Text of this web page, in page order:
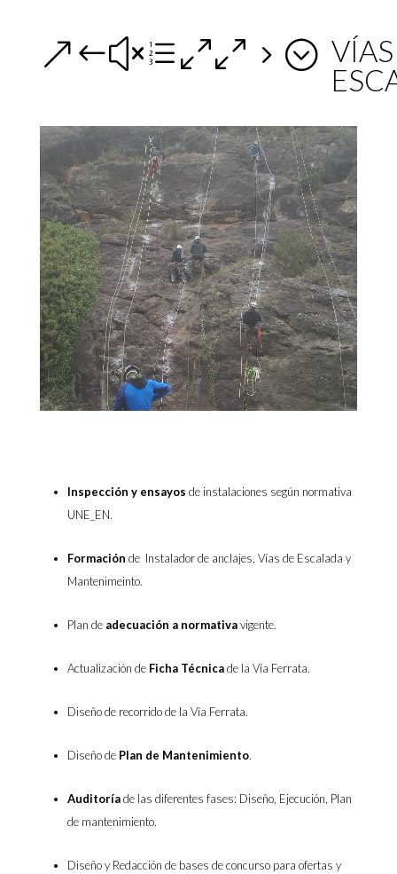
&#xe005;
Inspección y ensayos de instalaciones según normativa
UNE_EN.
Formación de Instalador de anclajes, Vías de Escalada y
Mantenimeinto.
Plan de adecuación a normativavigente.
Actualización de Ficha Técnicade la Vía Ferrata.
Diseño de recorrido de la Vía Ferrata.
Diseño de Plan de Mantenimiento.
Auditoríade las diferentes fases: Diseño, Ejecución, Plan
de mantenimiento.
Diseño y Redacción de bases de concurso para ofertas y